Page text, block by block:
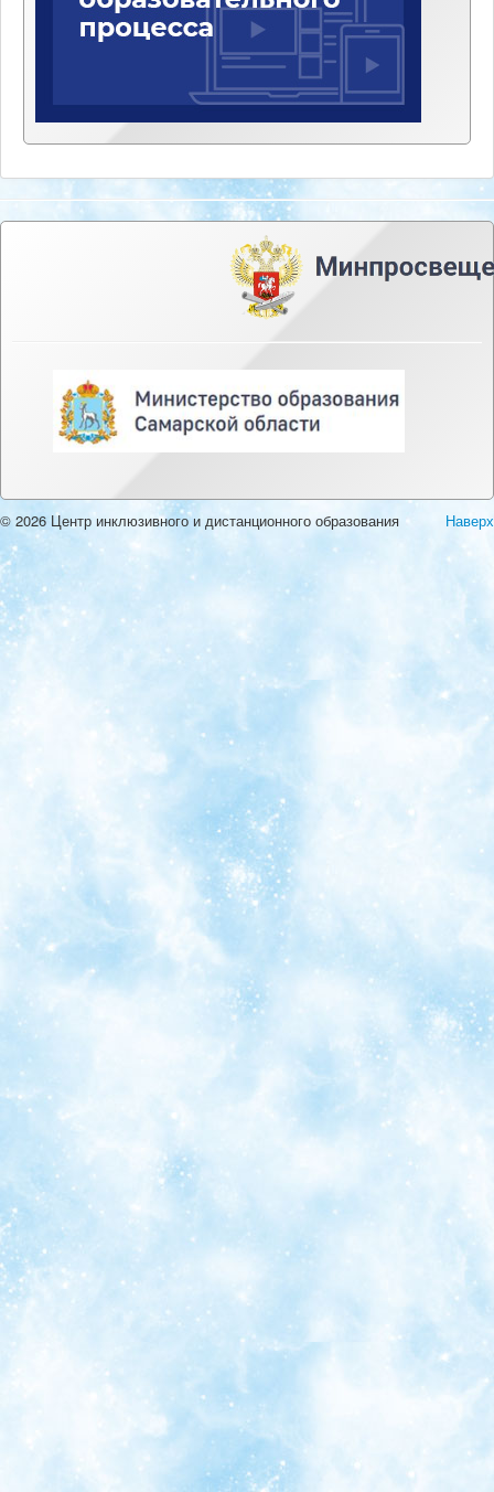
Наверх
© 2026 Центр инклюзивного и дистанционного образования